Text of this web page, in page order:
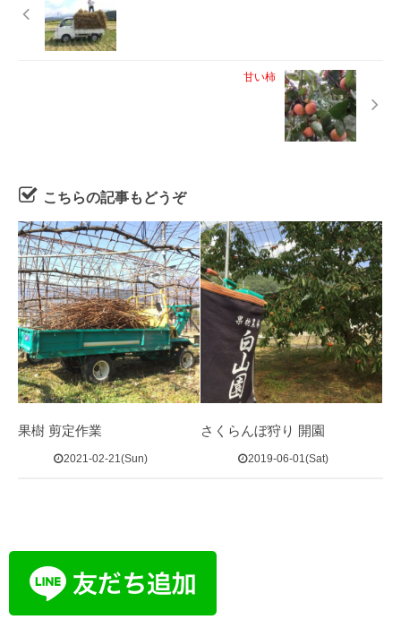
甘い柿
こちらの記事もどうぞ
果樹 剪定作業
2021-02-21(Sun)
さくらんぼ狩り 開園
2019-06-01(Sat)